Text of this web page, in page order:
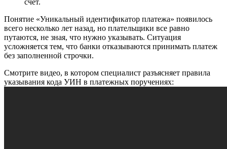
счет.
Понятие «Уникальный идентификатор платежа» появилось
всего несколько лет назад, но плательщики все равно
путаются, не зная, что нужно указывать. Ситуация
усложняется тем, что банки отказываются принимать платеж
без заполненной строчки.
Смотрите видео, в котором специалист разъясняет правила
указывания кода УИН в платежных поручениях: